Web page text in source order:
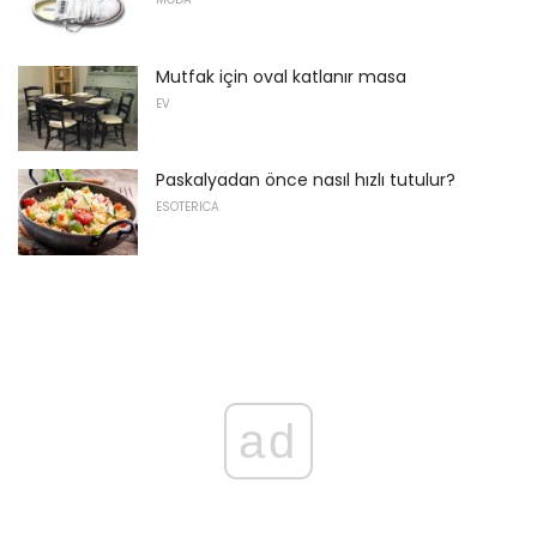
Mutfak için oval katlanır masa
EV
Paskalyadan önce nasıl hızlı tutulur?
ESOTERICA
ad